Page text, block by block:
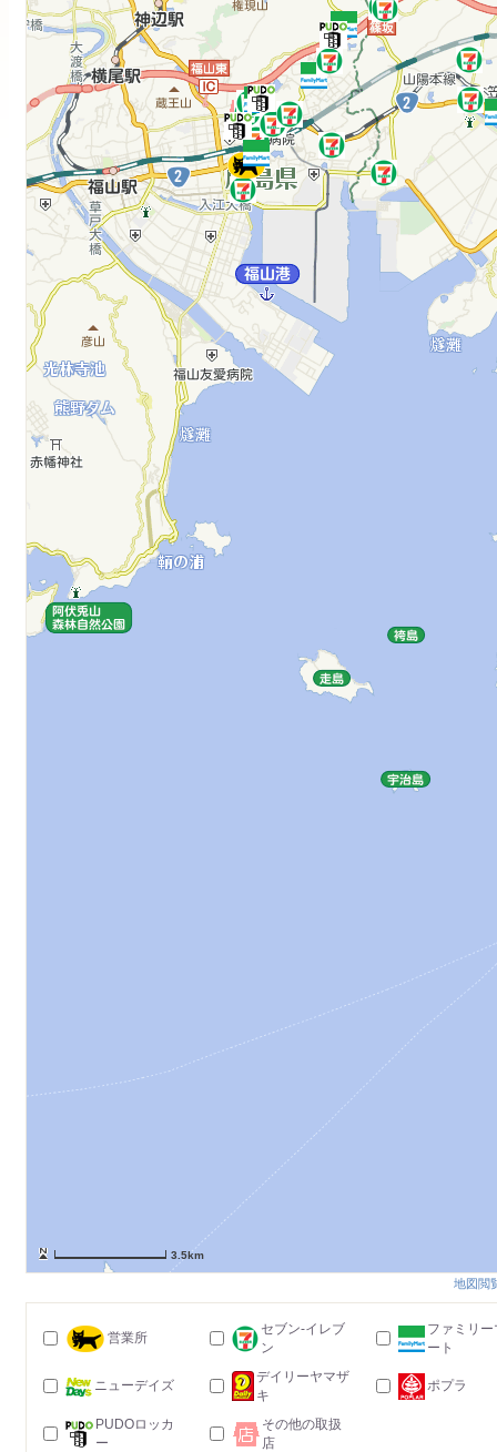
3.5km
地図閲
営業所
セブン-イレブ
ン
ファミリー
ート
ニューデイズ
デイリーヤマザ
キ
ポプラ
PUDOロッカ
ー
その他の取扱
店